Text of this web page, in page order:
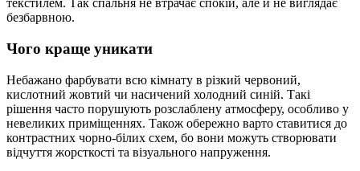
текстилем. Так спальня не втрачає спокій, але й не виглядає
безбарвною.
Чого краще уникати
Небажано фарбувати всю кімнату в різкий червоний,
кислотний жовтий чи насичений холодний синій. Такі
рішення часто порушують розслаблену атмосферу, особливо у
невеликих приміщеннях. Також обережно варто ставитися до
контрастних чорно-білих схем, бо вони можуть створювати
відчуття жорсткості та візуального напруження.